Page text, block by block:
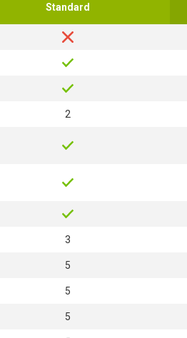
Standard
2
3
5
5
5